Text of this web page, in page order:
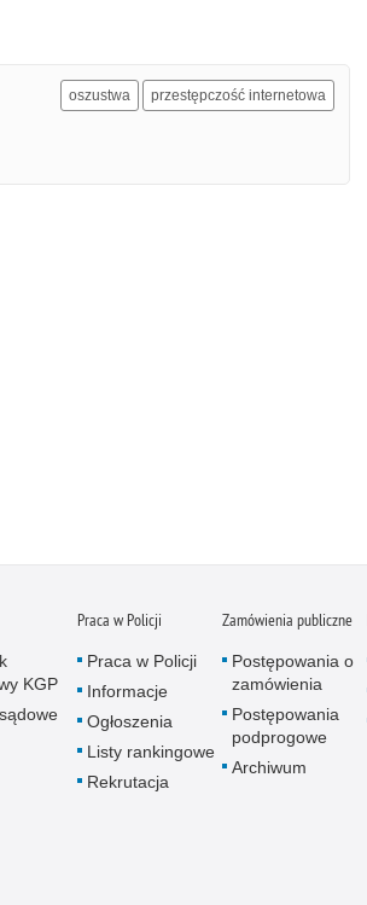
oszustwa przestępczość internetowa
KGP
Praca w Policji
Praca w Policji
Informacje
Ogłoszenia
Listy rankingowe
Rekrutacja
Zamówienia publiczne
Postępowania o
zamówienia
Postępowania
podprogowe
Archiwum